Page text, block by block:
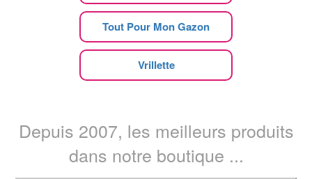
Tout Pour Mon Gazon
Vrillette
Depuis 2007, les meilleurs produits
dans notre boutique ...